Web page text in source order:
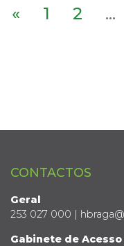
« 1 2 ...
CONTACTOS
Geral
253 027 000 |
Gabinete de